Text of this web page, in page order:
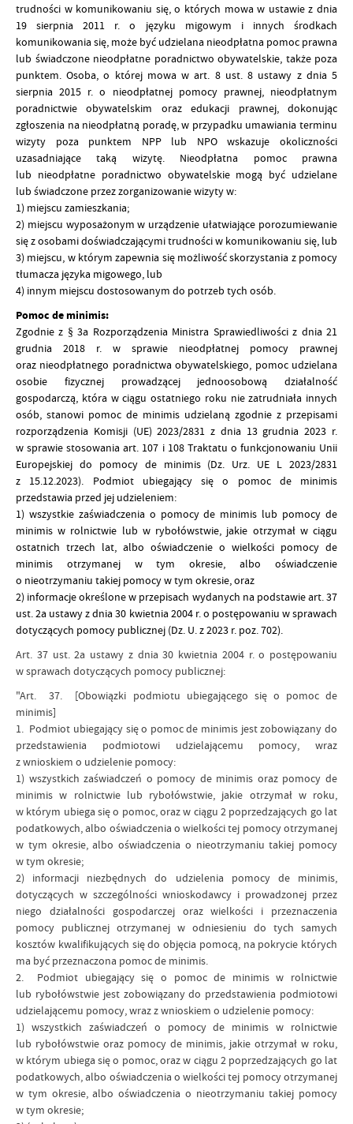
trudności w komunikowaniu się, o których mowa w ustawie z dnia
19 sierpnia 2011 r. o języku migowym i innych środkach
komunikowania się, może być udzielana nieodpłatna pomoc prawna
lub świadczone nieodpłatne poradnictwo obywatelskie, także poza
punktem. Osoba, o której mowa w art. 8 ust. 8 ustawy z dnia 5
sierpnia 2015 r. o nieodpłatnej pomocy prawnej, nieodpłatnym
poradnictwie obywatelskim oraz edukacji prawnej, dokonując
zgłoszenia na nieodpłatną poradę, w przypadku umawiania terminu
wizyty poza punktem NPP lub NPO wskazuje okoliczności
uzasadniające taką wizytę. Nieodpłatna pomoc prawna
lub nieodpłatne poradnictwo obywatelskie mogą być udzielane
lub świadczone przez zorganizowanie wizyty w:
1) miejscu zamieszkania;
2) miejscu wyposażonym w urządzenie ułatwiające porozumiewanie
się z osobami doświadczającymi trudności w komunikowaniu się, lub
3) miejscu, w którym zapewnia się możliwość skorzystania z pomocy
tłumacza języka migowego, lub
4) innym miejscu dostosowanym do potrzeb tych osób.
Pomoc de minimis:
Zgodnie z § 3a Rozporządzenia Ministra Sprawiedliwości z dnia 21
grudnia 2018 r. w sprawie nieodpłatnej pomocy prawnej
oraz nieodpłatnego poradnictwa obywatelskiego, pomoc udzielana
osobie fizycznej prowadzącej jednoosobową działalność
gospodarczą, która w ciągu ostatniego roku nie zatrudniała innych
osób, stanowi pomoc de minimis udzielaną zgodnie z przepisami
rozporządzenia Komisji (UE) 2023/2831 z dnia 13 grudnia 2023 r.
w sprawie stosowania art. 107 i 108 Traktatu o funkcjonowaniu Unii
Europejskiej do pomocy de minimis (Dz. Urz. UE L 2023/2831
z 15.12.2023). Podmiot ubiegający się o pomoc de minimis
przedstawia przed jej udzieleniem:
1) wszystkie zaświadczenia o pomocy de minimis lub pomocy de
minimis w rolnictwie lub w rybołówstwie, jakie otrzymał w ciągu
ostatnich trzech lat, albo oświadczenie o wielkości pomocy de
minimis otrzymanej w tym okresie, albo oświadczenie
o nieotrzymaniu takiej pomocy w tym okresie, oraz
2) informacje określone w przepisach wydanych na podstawie art. 37
ust. 2a ustawy z dnia 30 kwietnia 2004 r. o postępowaniu w sprawach
dotyczących pomocy publicznej (Dz. U. z 2023 r. poz. 702).
Art. 37 ust. 2a ustawy z dnia 30 kwietnia 2004 r. o postępowaniu
w sprawach dotyczących pomocy publicznej:
"Art. 37.
[Obowiązki podmiotu ubiegającego się o pomoc de
minimis]
1. Podmiot ubiegający się o pomoc de minimis jest zobowiązany do
przedstawienia podmiotowi udzielającemu pomocy, wraz
z wnioskiem o udzielenie pomocy:
1) wszystkich zaświadczeń o pomocy de minimis oraz pomocy de
minimis w rolnictwie lub rybołówstwie, jakie otrzymał w roku,
w którym ubiega się o pomoc, oraz w ciągu 2 poprzedzających go lat
podatkowych, albo oświadczenia o wielkości tej pomocy otrzymanej
w tym okresie, albo oświadczenia o nieotrzymaniu takiej pomocy
w tym okresie;
2) informacji niezbędnych do udzielenia pomocy de minimis,
dotyczących w szczególności wnioskodawcy i prowadzonej przez
niego działalności gospodarczej oraz wielkości i przeznaczenia
pomocy publicznej otrzymanej w odniesieniu do tych samych
kosztów kwalifikujących się do objęcia pomocą, na pokrycie których
ma być przeznaczona pomoc de minimis.
2. Podmiot ubiegający się o pomoc de minimis w rolnictwie
lub rybołówstwie jest zobowiązany do przedstawienia podmiotowi
udzielającemu pomocy, wraz z wnioskiem o udzielenie pomocy:
1) wszystkich zaświadczeń o pomocy de minimis w rolnictwie
lub rybołówstwie oraz pomocy de minimis, jakie otrzymał w roku,
w którym ubiega się o pomoc, oraz w ciągu 2 poprzedzających go lat
podatkowych, albo oświadczenia o wielkości tej pomocy otrzymanej
w tym okresie, albo oświadczenia o nieotrzymaniu takiej pomocy
w tym okresie;